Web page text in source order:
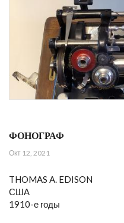
ФОНОГРАФ
Окт 12, 2021
THOMAS A. EDISON
США
1910-е годы